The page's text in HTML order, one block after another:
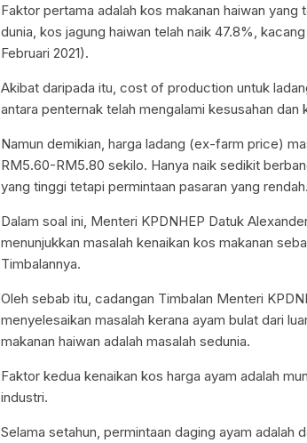
Faktor pertama adalah kos makanan haiwan
dunia, kos jagung haiwan telah naik 47.8%,
Februari 2021).
Akibat daripada itu, cost of production untuk
antara penternak telah mengalami kesusahan dan
Namun demikian, harga ladang (ex-farm price)
RM5.60-RM5.80 sekilo. Hanya naik sedikit
yang tinggi tetapi permintaan pasaran yang rendah.
Dalam soal ini, Menteri KPDNHEP Datuk
menunjukkan masalah kenaikan kos makanan
Timbalannya.
Oleh sebab itu, cadangan Timbalan Menteri
menyelesaikan masalah kerana ayam bulat dari
makanan haiwan adalah masalah sedunia.
Faktor kedua kenaikan kos harga ayam adalah
industri.
Selama setahun, permintaan daging ayam adalah